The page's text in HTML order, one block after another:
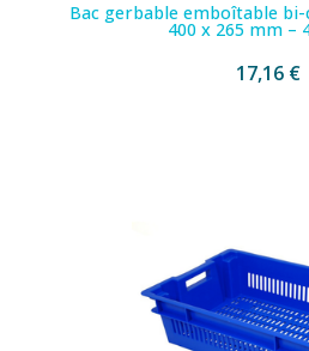
Bac gerbable emboîtable
400 x 265 mm –
17,16 €